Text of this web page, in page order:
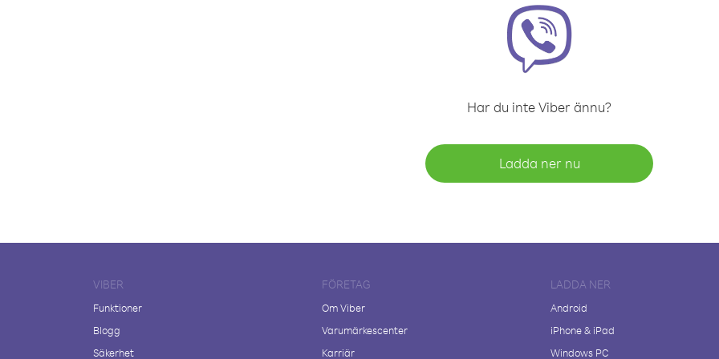
Har du inte Viber ännu?
Ladda ner nu
VIBER
Funktioner
Blogg
Säkerhet
FÖRETAG
Om Viber
Varumärkescenter
Karriär
LADDA NER
Android
iPhone & iPad
Windows PC